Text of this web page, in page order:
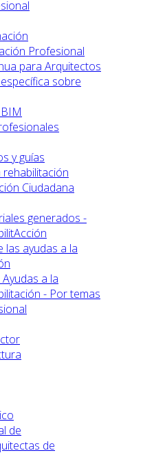
Profesional
para Arquitectos
sobre
y guías
rehabilitación
Ciudadana
generados -
las ayudas a la
Ayudas a la
- Por temas
de
de